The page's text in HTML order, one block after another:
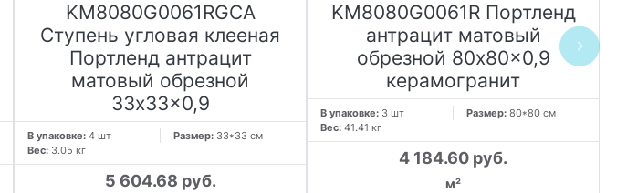
KM8080G0061RGCA
Ступень угловая клееная
Портленд антрацит
матовый обрезной
33x33x0,9
В упаковке: 4 шт Размер: 33*33 см
Вес: 3.05 кг
5 604.68 руб.
KM8080G0061R Портленд
антрацит матовый
обрезной 80x80x0,9
керамогранит
В упаковке: 3 шт Размер: 80*80 см
Вес: 41.41 кг
4 184.60 руб.
м²